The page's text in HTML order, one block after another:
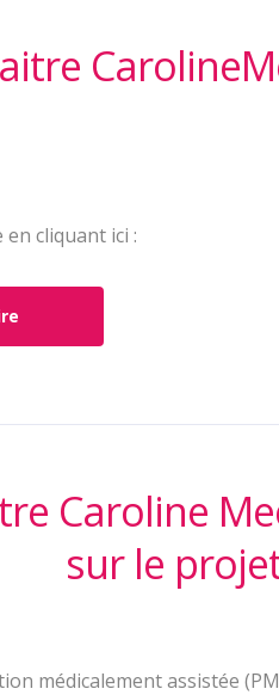
en cliquant ici :
Caroline
sur le
médicalement assistée